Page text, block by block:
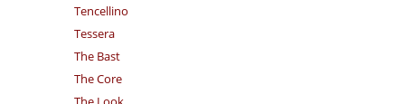
Tencellino
Tessera
The Bast
The Core